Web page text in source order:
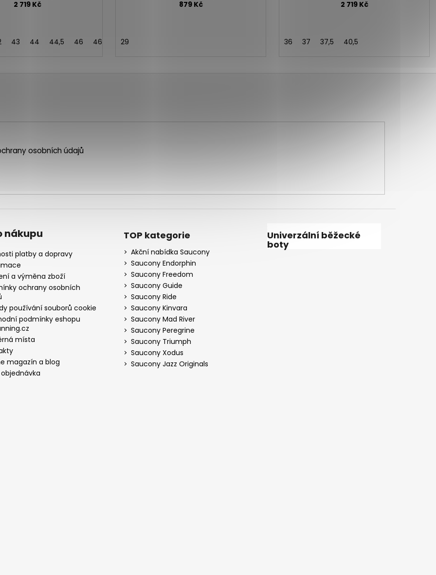
2 719 Kč
43 44 44,5 46 46,5 43,5
879 Kč
29
2 719 Kč
36 37 37,5 40,5
osobních údajů
nákupu
platby a dopravy
a výměna zboží
ochrany osobních
používání souborů cookie
podmínky eshopu
místa
magazín a blog
TOP kategorie
Akční nabídka Saucony
Saucony Endorphin
Saucony Freedom
Saucony Guide
Saucony Ride
Saucony Kinvara
Saucony Mad River
Saucony Peregrine
Saucony Triumph
Saucony Xodus
Saucony Jazz Originals
Univerzální běžecké
boty